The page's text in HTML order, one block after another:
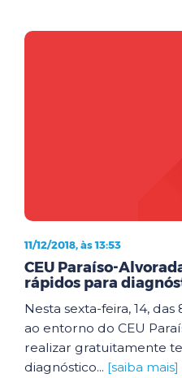
11/12/2018, às 13:53
CEU Paraíso-
rápidos para
Nesta sexta-feira, 14,
ao entorno do CEU
realizar gratuitamente
diagnóstico... [saiba mais]